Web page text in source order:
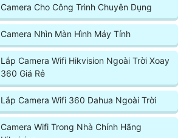
Camera Cho Công Trình Chuyên Dụng
Camera Nhìn Màn Hình Máy Tính
Lắp Camera Wifi Hikvision Ngoài Trời Xoay
360 Giá Rẻ
Lắp Camera Wifi 360 Dahua Ngoài Trời
Camera Wifi Trong Nhà Chính Hãng